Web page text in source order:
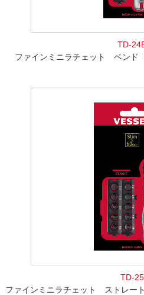
TD-
ファインミニラチェット ベンド
TD-25
ファインミニラチェット ストレー